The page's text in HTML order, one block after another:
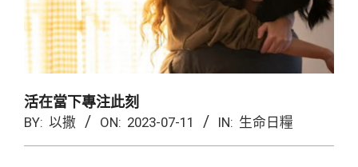
活在當下專注此刻
BY: 以撒 ON: 2023-07-11 IN: 生命日糧